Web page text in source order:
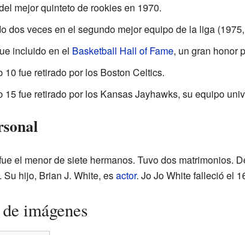
mejor quinteto de rookies en 1970.
dos veces en el segundo mejor equipo de la liga
incluido en el Basketball Hall of Fame, un gran honor
10 fue retirado por los Boston Celtics.
15 fue retirado por los Kansas Jayhawks, su equipo
el menor de siete hermanos. Tuvo dos matrimonios.
Su hijo, Brian J. White, esactor. Jo Jo White falleció el
imágenes